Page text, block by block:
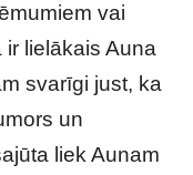
vai
lielākais Auna
svarīgi just, ka
un
liek Aunam